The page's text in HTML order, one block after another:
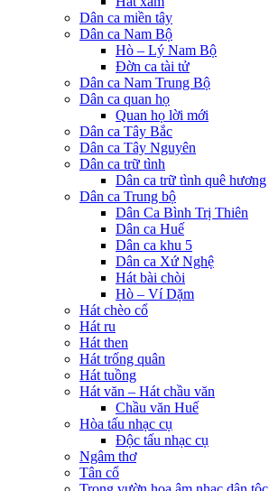
Dân ca miền tây
Dân ca Nam Bộ
Hò – Lý Nam Bộ
Đờn ca tài tử
Dân ca Nam Trung Bộ
Dân ca quan họ
Quan họ lời mới
Dân ca Tây Bắc
Dân ca Tây Nguyên
Dân ca trữ tình
Dân ca trữ tình quê hương
Dân ca Trung bộ
Dân Ca Bình Trị Thiên
Dân ca Huế
Dân ca khu 5
Dân ca Xứ Nghệ
Hát bài chòi
Hò – Ví Dặm
Hát chèo cổ
Hát ru
Hát then
Hát trống quân
Hát tuồng
Hát văn – Hát chầu văn
Chầu văn Huế
Hòa tấu nhạc cụ
Độc tấu nhạc cụ
Ngâm thơ
Tân cổ